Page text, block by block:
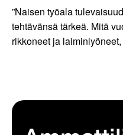
”Naisen työala
tehtävänsä tärkeä. Mitä
rikkoneet ja